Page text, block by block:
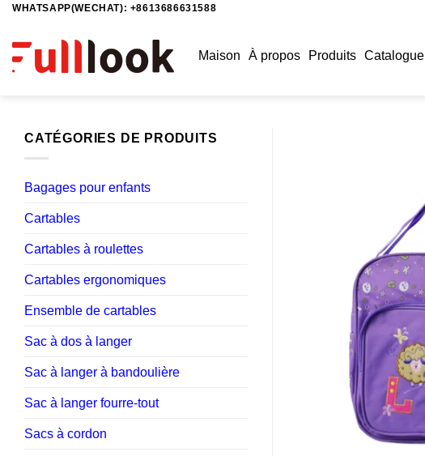
Passer
contenu
WHATSAPP(WECHAT): +8613686631588
Maison À propos Produits Catalogue
CATÉGORIES DE PRODUITS
Bagages pour enfants
Cartables
Cartables à roulettes
Cartables ergonomiques
Ensemble de cartables
Sac à dos à langer
Sac à langer à bandoulière
Sac à langer fourre-tout
Sacs à cordon